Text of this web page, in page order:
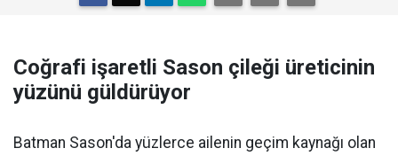
Coğrafi işaretli Sason çileği üreticinin
yüzünü güldürüyor
Batman Sason'da yüzlerce ailenin geçim kaynağı olan